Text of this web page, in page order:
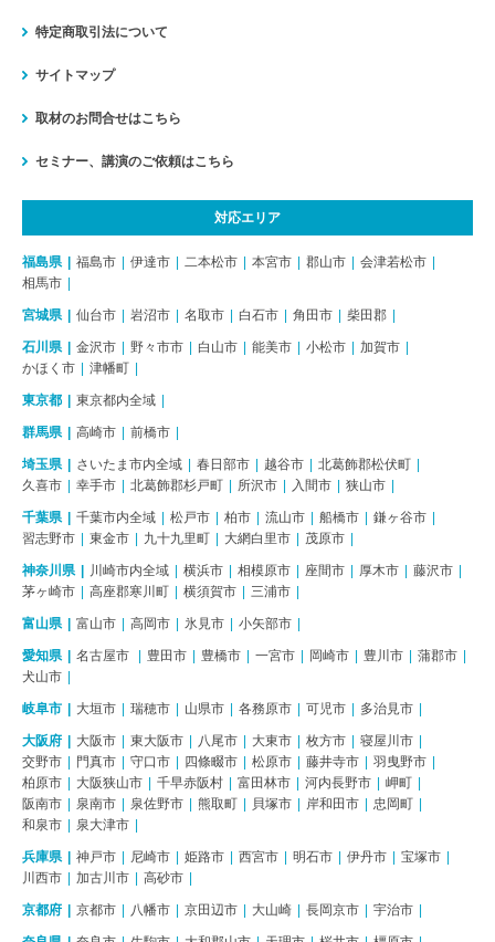
特定商取引法について
サイトマップ
取材のお問合せはこちら
セミナー、講演のご依頼はこちら
対応エリア
福島県 福島市 伊達市 二本松市 本宮市 郡山市
会津若松市
相馬市
宮城県 仙台市 岩沼市 名取市 白石市 角田市 柴田郡
石川県 金沢市 野々市市 白山市 能美市 小松市
加賀市
かほく市
津幡町
東京都 東京都内全域
群馬県 高崎市 前橋市
埼玉県 さいたま市内全域 春日部市 越谷市
北葛飾郡松伏町
久喜市
幸手市 北葛飾郡杉戸町 所沢市 入間市 狭山市
千葉県 千葉市内全域 松戸市 柏市 流山市 船橋市
鎌ヶ谷市
習志野市
東金市 九十九里町 大網白里市 茂原市
神奈川県 川崎市内全域 横浜市 相模原市 座間市 厚木市
藤沢市
茅ヶ崎市
高座郡寒川町 横須賀市 三浦市
富山県 富山市 高岡市 氷見市 小矢部市
愛知県 名古屋市 豊田市 豊橋市 一宮市 岡崎市 豊川市
蒲郡市
犬山市
岐阜市 大垣市 瑞穂市 山県市 各務原市 可児市 多治見市
大阪府 大阪市 東大阪市 八尾市 大東市 枚方市
寝屋川市
交野市
門真市 守口市 四條畷市 松原市 藤井寺市
羽曳野市
柏原市
大阪狭山市 千早赤阪村 富田林市 河内長野市
岬町
阪南市
泉南市 泉佐野市 熊取町 貝塚市 岸和田市
忠岡町
和泉市
泉大津市
兵庫県 神戸市 尼崎市 姫路市 西宮市 明石市 伊丹市
宝塚市
川西市
加古川市 高砂市
京都府 京都市 八幡市 京田辺市 大山崎 長岡京市 宇治市